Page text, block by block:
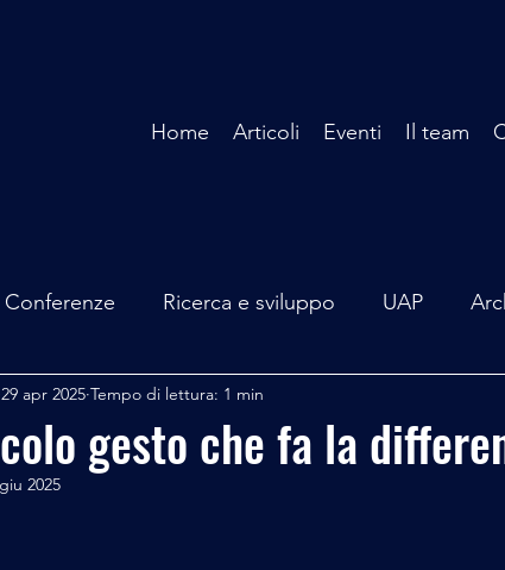
Home Articoli Eventi Il team
Conferenze Ricerca e sviluppo UAP
- Interviste Mare Mediterraneo
Attualità
gesto che fa la
29 apr 2025 Tempo di lettura: 1 min
2025